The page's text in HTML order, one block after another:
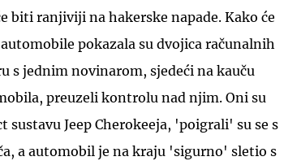
biti ranjiviji na hakerske napade. Kako će
pokazala su dvojica računalnih
s jednim novinarom, sjedeći na kauču
preuzeli kontrolu nad njim. Oni su
Jeep Cherokeeja, 'poigrali' su se s
a automobil je na kraju 'sigurno' sletio s